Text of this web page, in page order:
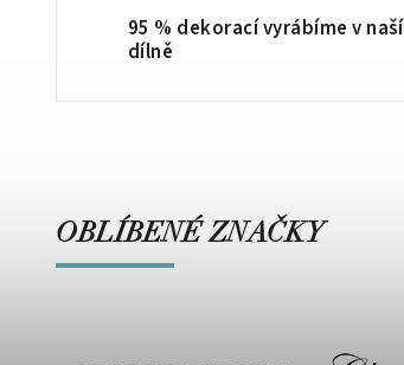
95 % dekorací vyrábíme v naší
dílně
OBLÍBENÉ ZNAČKY